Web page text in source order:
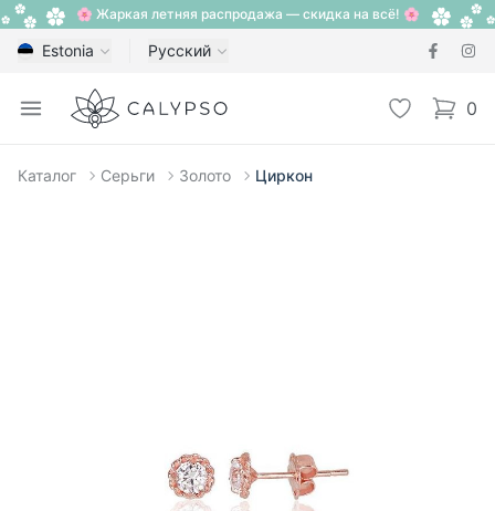
🌸 Жаркая летняя распродажа — скидка на всё! 🌸
Estonia Русский
Open menu
Calypso Избранное
0
items
Каталог Серьги Золото Циркон